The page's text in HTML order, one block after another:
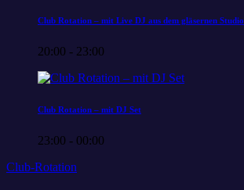
Club Rotation – mit Live DJ aus dem gläsernen Studio
20:00 - 23:00
Club Rotation – mit DJ Set
23:00 - 00:00
Club-Rotation